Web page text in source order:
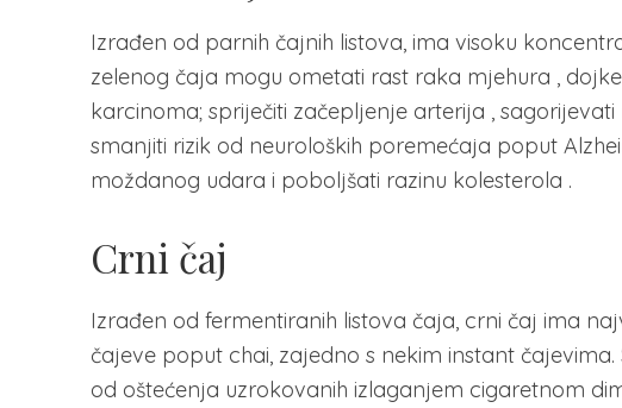
Izrađen od parnih čajnih listova, ima visoku
zelenog čaja mogu ometati rast raka mjehura ,
karcinoma; spriječiti začepljenje arterija , sagorijevati
smanjiti rizik od neuroloških poremećaja poput
moždanog udara i poboljšati razinu kolesterola .
Crni čaj
Izrađen od fermentiranih listova čaja, crni čaj ima
čajeve poput chai, zajedno s nekim instant
od oštećenja uzrokovanih izlaganjem cigaretnom